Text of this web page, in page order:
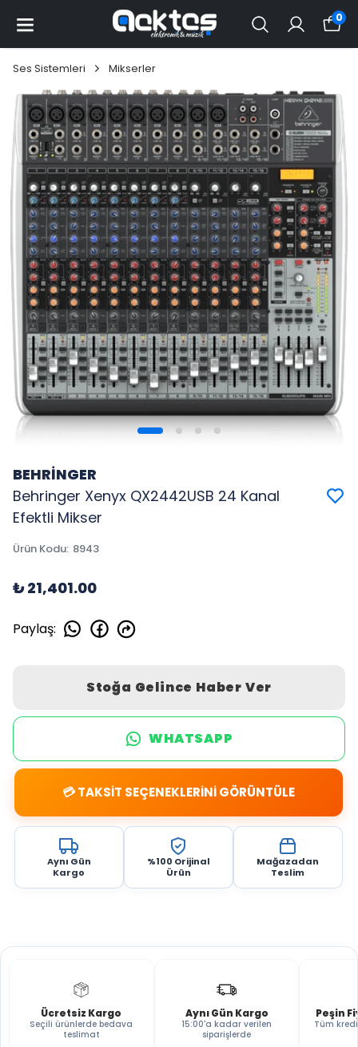
0
Ses Sistemleri Mikserler
BEHRİNGER
Behringer Xenyx QX2442USB 24 Kanal
Efektli Mikser
Ürün Kodu: 8943
₺ 21,401.00
Paylaş:
Stoğa Gelince Haber Ver
WHATSAPP
💳 TAKSİT SEÇENEKLERİNİ GÖRÜNTÜLE
Aynı Gün
Kargo
%100 Orijinal
Ürün
Mağazadan
Teslim
Ücretsiz Kargo
Seçili ürünlerde bedava
teslimat
Aynı Gün Kargo
15:00'a kadar verilen
siparişlerde
Peşin
Tüm